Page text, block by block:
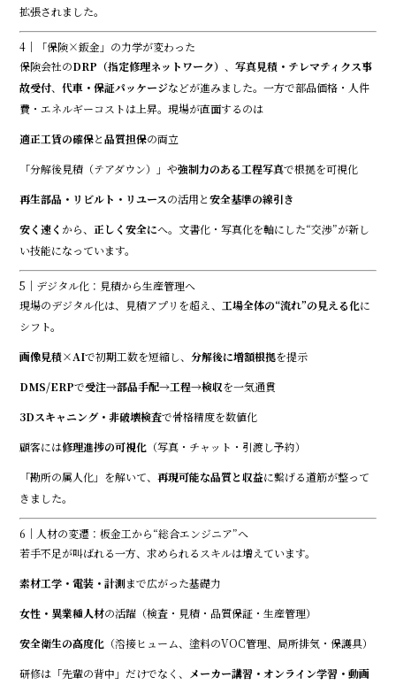
拡張されました。
4｜「保険×鈑金」の力学が変わった
保険会社のDRP（指定修理ネットワーク）、写真見積・テレマティクス事
故受付、代車・保証パッケージなどが進みました。一方で部品価格・人件
費・エネルギーコストは上昇。現場が直面するのは――
適正工賃の確保と品質担保の両立
「分解後見積（テアダウン）」や強制力のある工程写真で根拠を可視化
再生部品・リビルト・リユースの活用と安全基準の線引き
安く速く から、 正しく安全にへ。文書化・写真化を軸にした“交渉”が新し
い技能になっています。
5｜デジタル化：見積から生産管理へ
現場のデジタル化は、見積アプリを超え、 工場全体の“流れ”の見える化に
シフト。
画像見積×AIで初期工数を短縮し、分解後に増額根拠を提示
DMS/ERPで受注→部品手配→工程→検収を一気通貫
3Dスキャニング・非破壊検査で骨格精度を数値化
顧客には修理進捗の可視化 （写真・チャット・引渡し予約）
「勘所の属人化」を解いて、再現可能な品質と収益に繋げる道筋が整って
きました。
6｜人材の変遷：板金工から“総合エンジニア”へ
若手不足が叫ばれる一方、求められるスキルは増えています。
素材工学・電装・計測まで広がった基礎力
女性・異業種人材の活躍（検査・見積・品質保証・生産管理）
安全衛生の高度化 （溶接ヒューム、塗料のVOC管理、局所排気・保護具）
研修は「先輩の背中」だけでなく、 メーカー講習・オンライン学習・動画